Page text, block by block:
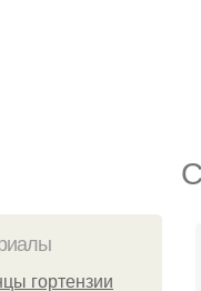
гортензии